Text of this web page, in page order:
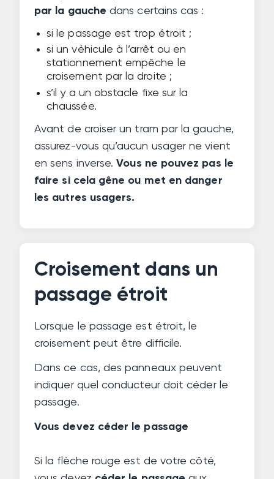
par la gauche dans certains cas :
si le passage est trop étroit ;
si un véhicule à l’arrêt ou en
stationnement empêche le
croisement par la droite ;
s’il y a un obstacle fixe sur la
chaussée.
Avant de croiser un tram par la gauche,
assurez-vous qu’aucun usager ne vient
en sens inverse.Vous ne pouvez pas le
faire si cela gêne ou met en danger
les autres usagers.
Croisement dans un
passage étroit
Lorsque le passage est étroit, le
croisement peut être difficile.
Dans ce cas, des panneaux peuvent
indiquer quel conducteur doit céder le
passage.
Vous devez céder le passage
Si la flèche rouge est de votre côté,